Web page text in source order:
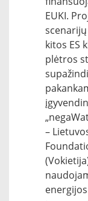
EUKI.
kitos ES
plėtros
–